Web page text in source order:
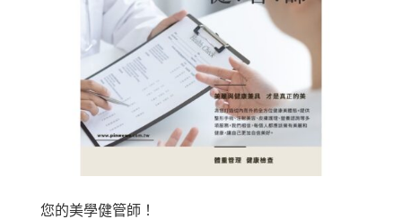
您的美學健管師！